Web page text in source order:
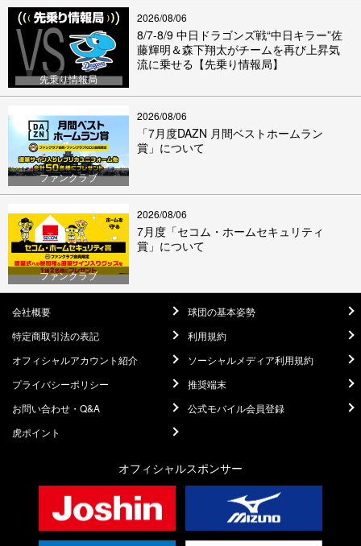
先乗り情報局
2026/08/06
8/7-8/9 中日ドラゴンズ戦“中日キラー”佐
藤輝明＆森下翔太がチームを再び上昇気
流に乗せる【先乗り情報局】
ファンクラブ
2026/08/06
「7月度DAZN 月間ベストホームラン
賞」について
ファンクラブ
2026/08/06
7月度「セコム・ホームセキュリティ
賞」について
会社概要
球団の基本姿勢
特定商取引法の表記
利用規約
オフィシャルアカウント紹介
ソーシャルメディア利用規約
プライバシーポリシー
推奨端末
お問い合わせ・Q&A
公式モバイル会員登録
虎ポイント
オフィシャルスポンサー